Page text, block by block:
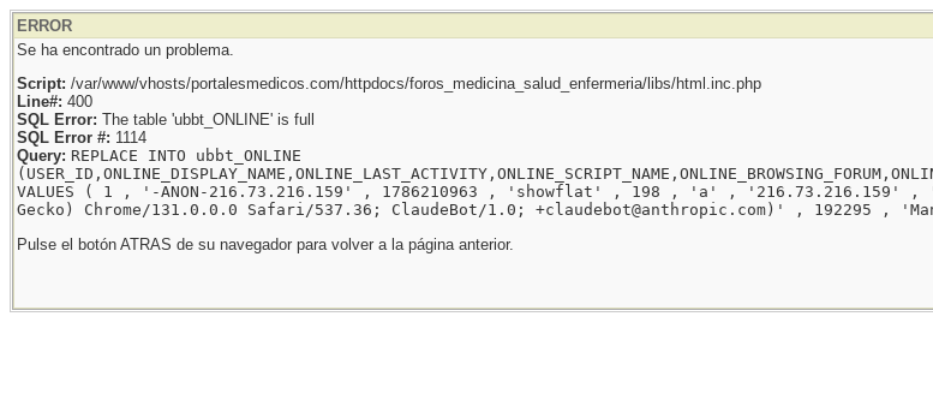
ERROR
Se ha encontrado un problema.
Script: /var/www/vhosts/portalesmedicos.com/httpdocs/foros_medicina_salud_enfermeria/libs/html.inc.php
Line#: 400
SQL Error: The table 'ubbt_ONLINE' is full
SQL Error #: 1114
Query: REPLACE INTO ubbt_ONLINE
VALUES ( 1 , '-ANON-216.73.216.159' , 1786210963 , 'showflat' , 198 , 'a' , '216.73.216.159' ,
Gecko) Chrome/131.0.0.0 Safari/537.36; ClaudeBot/1.0; +claudebot@anthropic.com)' , 192295 ,
Pulse el botón ATRAS de su navegador para volver a la página anterior.